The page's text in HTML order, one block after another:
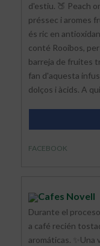
d'estiu. 🍑 Peach
préssec i aromes
és ric en
conté Rooibos,
barreja de fruites
fan d'aquesta
dolços i àcids. A
FACEBOOK
Cafes Novell
Durante el
a café recién
aromáticas.